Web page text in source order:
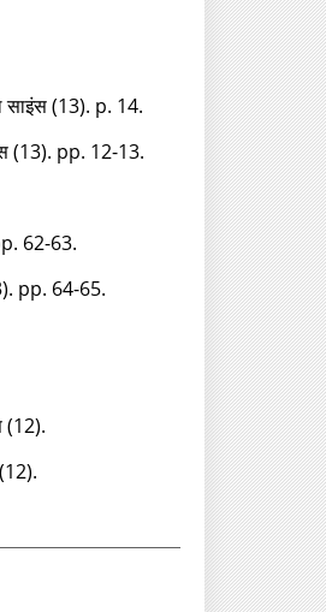
साइंस (13). p. 14.
(13). pp. 12-13.
62-63.
pp. 64-65.
(12).